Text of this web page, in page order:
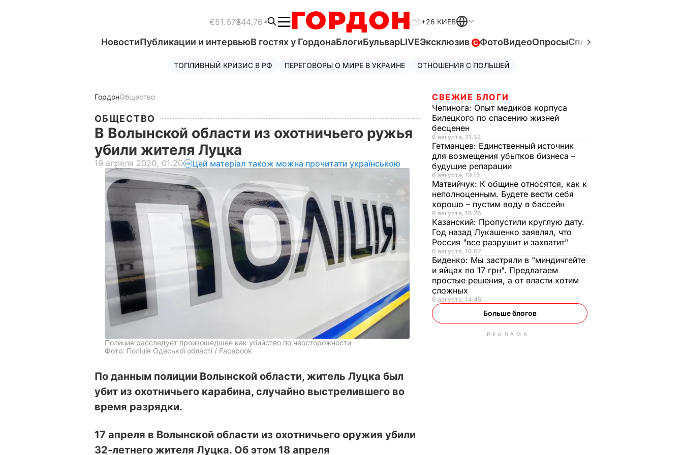
€51.67$44.76 +26 КИЕВ
НовостиПубликации и интервьюВ гостях у ГордонаБлогиБульварLIVEЭксклюзив ФотоВидеоОпросыСпецпроекты
ТОПЛИВНЫЙ КРИЗИС В РФ ПЕРЕГОВОРЫ О МИРЕ В УКРАИНЕ ОТНОШЕНИЯ С ПОЛЬШЕЙ
ГордонОбщество
ОБЩЕСТВО
В Волынской области из охотничьего ружья
убили жителя Луцка
19 апреля 2020, 01.20 Цей матеріал також можна прочитати українською
Полиция расследует произошедшее как убийство по неосторожности
Фото: Поліція Одеської області / Facebook
По данным полиции Волынской области, житель Луцка был
убит из охотничьего карабина, случайно выстрелившего во
время разрядки.
17 апреля в Волынской области из охотничьего оружия убили
32-летнего жителя Луцка. Об этом 18 апреля
СВЕЖИЕ БЛОГИ
Чепинога: Опыт медиков корпуса
Билецкого по спасению жизней
бесценен
6 августа, 21.32
Гетманцев: Единственный источник
для возмещения убытков бизнеса –
будущие репарации
6 августа, 19.15
Матвийчук: К общине относятся, как к
неполноценным. Будете вести себя
хорошо – пустим воду в бассейн
6 августа, 16.26
Казанский: Пропустили круглую дату.
Год назад Лукашенко заявлял, что
Россия "все разрушит и захватит"
6 августа, 16.07
Биденко: Мы застряли в "миндичгейте
и яйцах по 17 грн". Предлагаем
простые решения, а от власти хотим
сложных
6 августа, 14.45
Больше блогов
РЕКЛАМА